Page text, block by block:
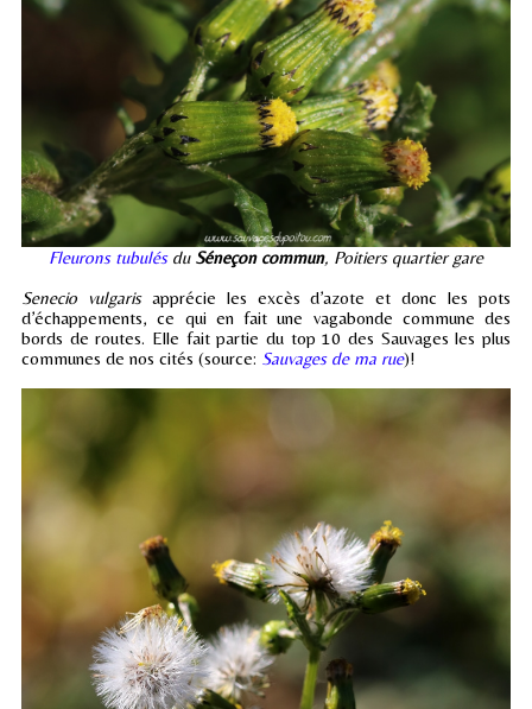
Fleurons tubulésdu Séneçon commun, Poitiers quartier gare
Senecio vulgarisapprécie les excès d’azote et donc les pots
d’échappements, ce qui en fait une vagabonde commune des
bords de routes. Elle fait partie du top 10 des Sauvages les plus
communes de nos cités (source: Sauvages de ma rue)!